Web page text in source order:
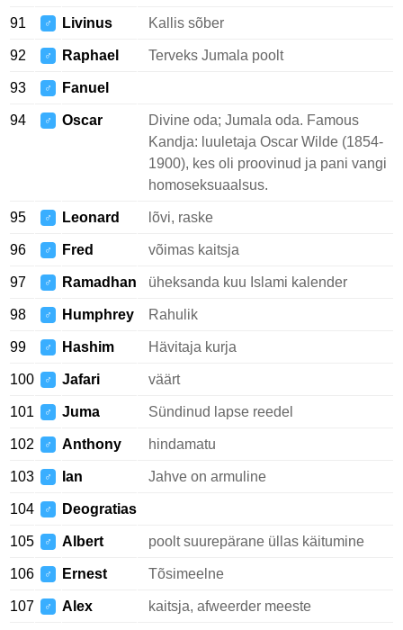
91 ♂ Livinus Kallis sõber
92 ♂ Raphael Terveks Jumala poolt
93 ♂ Fanuel
94 ♂ Oscar
Divine oda; Jumala oda. Famous
Kandja: luuletaja Oscar Wilde (1854-
1900), kes oli proovinud ja pani vangi
homoseksuaalsus.
95 ♂ Leonard lõvi, raske
96 ♂ Fred võimas kaitsja
97 ♂ Ramadhan üheksanda kuu Islami kalender
98 ♂ Humphrey Rahulik
99 ♂ Hashim Hävitaja kurja
100 ♂ Jafari väärt
101 ♂ Juma Sündinud lapse reedel
102 ♂ Anthony hindamatu
103 ♂ Ian Jahve on armuline
104 ♂ Deogratias
105 ♂ Albert poolt suurepärane üllas käitumine
106 ♂ Ernest Tõsimeelne
107 ♂ Alex kaitsja, afweerder meeste